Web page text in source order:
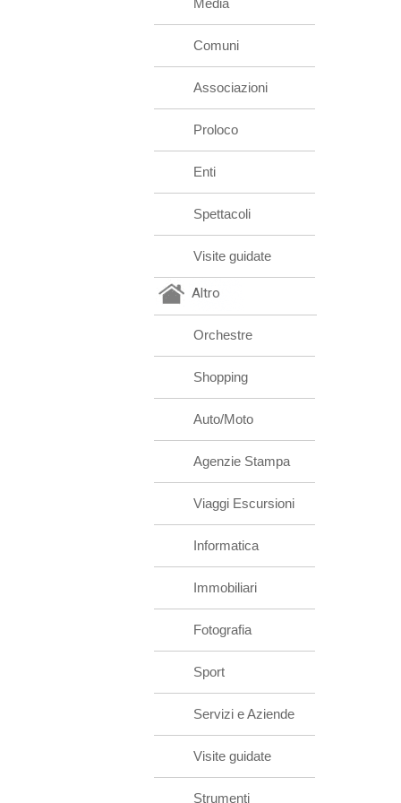
Media
Comuni
Associazioni
Proloco
Enti
Spettacoli
Visite guidate
Altro
Orchestre
Shopping
Auto/Moto
Agenzie Stampa
Viaggi Escursioni
Informatica
Immobiliari
Fotografia
Sport
Servizi e Aziende
Visite guidate
Strumenti